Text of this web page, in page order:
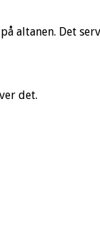
altanen. Det
det.